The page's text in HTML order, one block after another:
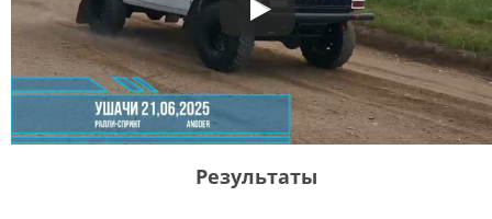
Результаты